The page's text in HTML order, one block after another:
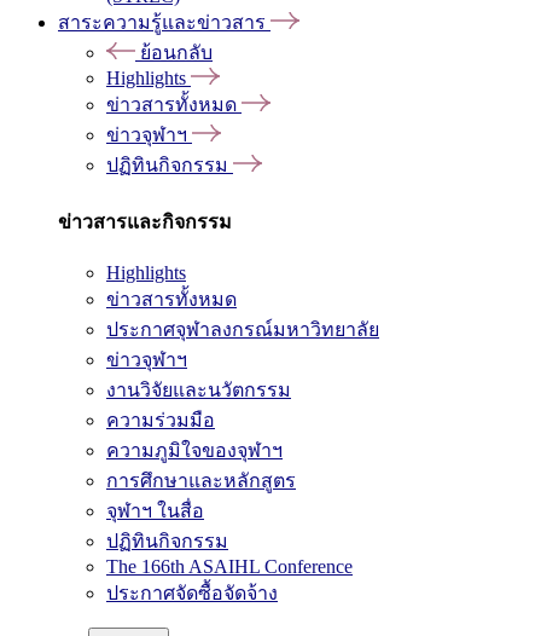
สาระความรู้และข่าวสาร
ย้อนกลับ
Highlights
ข่าวสารทั้งหมด
ข่าวจุฬาฯ
ปฏิทินกิจกรรม
ข่าวสารและกิจกรรม
Highlights
ข่าวสารทั้งหมด
ประกาศจุฬาลงกรณ์มหาวิทยาลัย
ข่าวจุฬาฯ
งานวิจัยและนวัตกรรม
ความร่วมมือ
ความภูมิใจของจุฬาฯ
การศึกษาและหลักสูตร
จุฬาฯ ในสื่อ
ปฏิทินกิจกรรม
The 166th ASAIHL Conference
ประกาศจัดซื้อจัดจ้าง